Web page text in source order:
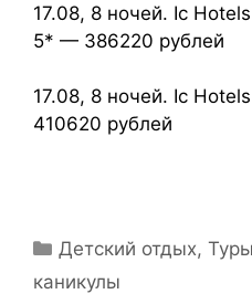
17.08, 8 ночей. Ic
5* — 386220 рублей
17.08, 8 ночей. Ic
410620 рублей
Детский отдых,
каникулы